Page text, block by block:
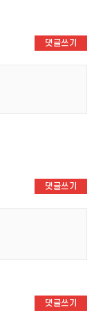
댓글쓰기
댓글쓰기
댓글쓰기